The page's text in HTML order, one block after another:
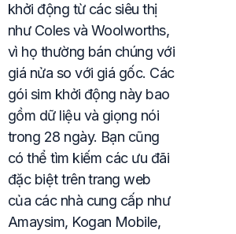
khởi động từ các siêu thị
như Coles và Woolworths,
vì họ thường bán chúng với
giá nửa so với giá gốc. Các
gói sim khởi động này bao
gồm dữ liệu và giọng nói
trong 28 ngày. Bạn cũng
có thể tìm kiếm các ưu đãi
đặc biệt trên trang web
của các nhà cung cấp như
Amaysim, Kogan Mobile,